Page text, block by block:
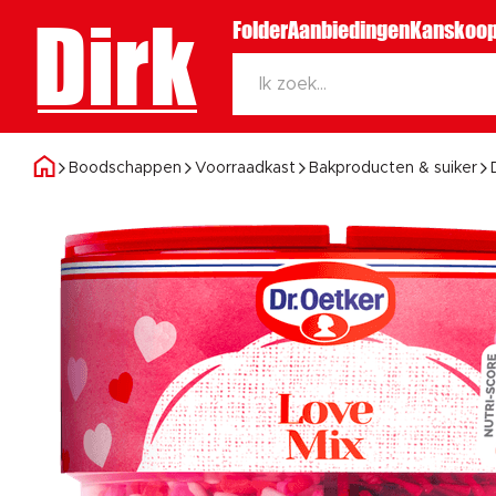
Dirk FolderAanbiedingen
Boodschappen Voorraadkast Bakproducten & suiker